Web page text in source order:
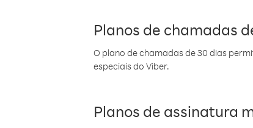
Planos de chamadas
O plano de chamadas de 30 dias
especiais do Viber.
Planos de assinatura